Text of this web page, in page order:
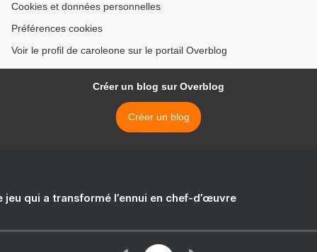
Cookies et données personnelles
Préférences cookies
Voir le profil de caroleone sur le portail Overblog
Créer un blog sur Overblog
Créer un blog
jeu qui a transformé l’ennui en chef-d’œuvre